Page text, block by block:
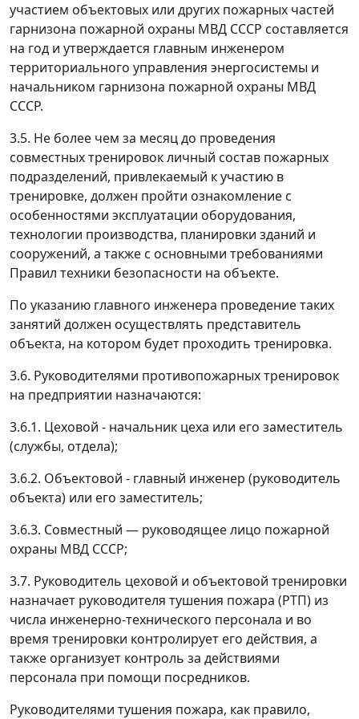
участием объектовых или других пожарных частей
гарнизона пожарной охраны МВД СССР составляется
на год и утверждается главным инженером
территориального управления энергосистемы и
начальником гарнизона пожарной охраны МВД
СССР.
3.5. Не более чем за месяц до проведения
совместных тренировок личный состав пожарных
подразделений, привлекаемый к участию в
тренировке, должен пройти ознакомление с
особенностями эксплуатации оборудования,
технологии производства, планировки зданий и
сооружений, а также с основными требованиями
Правил техники безопасности на объекте.
По указанию главного инженера проведение таких
занятий должен осуществлять представитель
объекта, на котором будет проходить тренировка.
3.6. Руководителями противопожарных тренировок
на предприятии назначаются:
3.6.1. Цеховой - начальник цеха или его заместитель
(службы, отдела);
3.6.2. Объектовой - главный инженер (руководитель
объекта) или его заместитель;
3.6.3. Совместный — руководящее лицо пожарной
охраны МВД СССР;
3.7. Руководитель цеховой и объектовой тренировки
назначает руководителя тушения пожара (РТП) из
числа инженерно-технического персонала и во
время тренировки контролирует его действия, а
также организует контроль за действиями
персонала при помощи посредников.
Руководителями тушения пожара, как правило,